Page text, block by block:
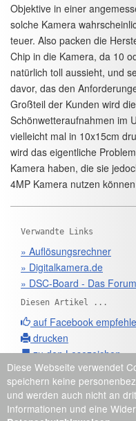
Diese Webseite verwendet
speichern keine
und werden auch nicht an
Informationen und eine
Objektive in einer
solche Kamera
teuer. Also packen die
Chip in die Kamera, da 10
natürlich toll aussieht, und
davor, das den
Großteil der Kunden wird
Schönwetteraufnahmen im
vielleicht mal in 10x15cm
wird das eigentliche
Kamera haben, die sie
4MP Kamera nutzen
Verwandte Links
» Auflösungsrechner
» Digitalkamera.de
» DSC-Board - Das Forum
Diesen Artikel ...
auf Facebook
drucken
zu den Lesezeichen
Impressum / Datenschutz